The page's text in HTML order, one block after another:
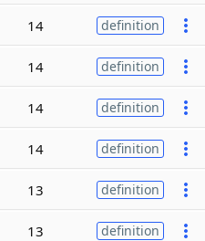
14 definition
14 definition
14 definition
14 definition
13 definition
13 definition